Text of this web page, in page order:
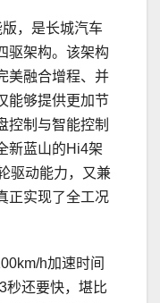
，是长城汽车
驱架构。该架构
美融合增程、并
能够提供更加节
控制与智能控制
新蓝山的Hi4架
驱动能力，又兼
正实现了全工况
h加速时间
秒还要快，堪比